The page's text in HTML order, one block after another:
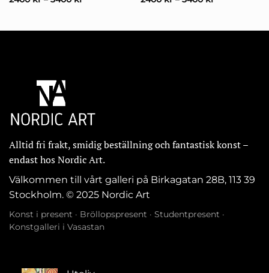
Alltid fri frakt, smidig beställning och fantastisk konst –
endast hos Nordic Art.
Välkommen till vårt galleri på Birkagatan 28B, 113 39
Stockholm. © 2025 Nordic Art
Konst i present · Bröllopspresent · Studentpresent ·
Konstgalleri i Vasastan